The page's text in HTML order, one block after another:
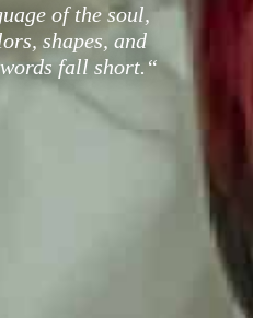
of the soul,
shapes, and
fall short.“